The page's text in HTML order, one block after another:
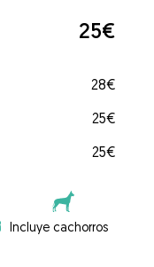
25€
28€
25€
25€
Incluye cachorros